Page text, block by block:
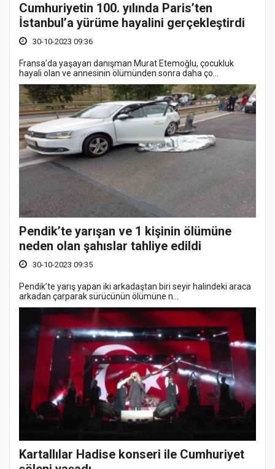
Cumhuriyetin 100. yılında Paris’ten
İstanbul’a yürüme hayalini gerçekleştirdi
30-10-2023 09:36
Fransa’da yaşayan danışman Murat Etemoğlu, çocukluk
hayali olan ve annesinin ölümünden sonra daha ço...
Pendik’te yarışan ve 1 kişinin ölümüne
neden olan şahıslar tahliye edildi
30-10-2023 09:35
Pendik’te yarış yapan iki arkadaştan biri seyir halindeki araca
arkadan çarparak sürücünün ölümüne n...
Kartallılar Hadise konseri ile Cumhuriyet